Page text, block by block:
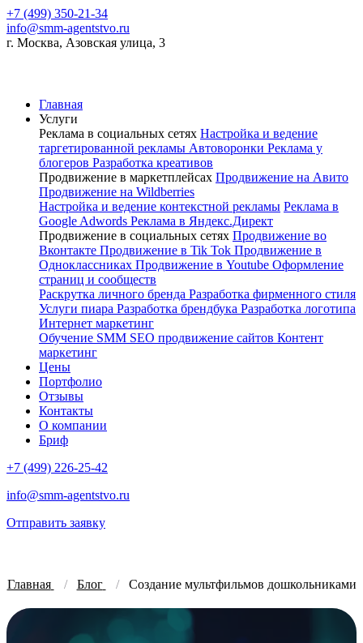
+7 (499) 350-21-34
info@smm-agentstvo.ru
г. Москва, Азовская улица, 3
Главная
Услуги
Реклама в социальных сетях Настройка и ведение
таргетированной рекламы Автоворонки Реклама у
блогеров Разработка креативов
Продвижение в маркетплейсах Продвижение на Авито
Продвижение на Wildberries
Настройка и ведение контекстной рекламы Реклама в
Google Adwords Реклама в Яндекс.Директ
Продвижение в социальных сетях Продвижение во
Вконтакте Продвижение в Tik Tok Продвижение в
Одноклассниках Продвижение в Youtube Оформление
страниц и сообществ
Раскрутка личного бренда Разработка фирменного стиля
Услуги пиара Разработка брендбука Разработка логотипа
Интернет маркетинг
Обучение SMM SEO продвижение сайтов Контент
маркетинг
Цены
Портфолио
Отзывы
Контакты
О компании
Бриф
+7 (499) 226-25-42
info@smm-agentstvo.ru
Отправить заявку
Главная Блог Создание мультфильмов дошкольниками